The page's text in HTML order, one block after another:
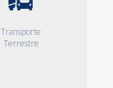
Transporte
Terrestre